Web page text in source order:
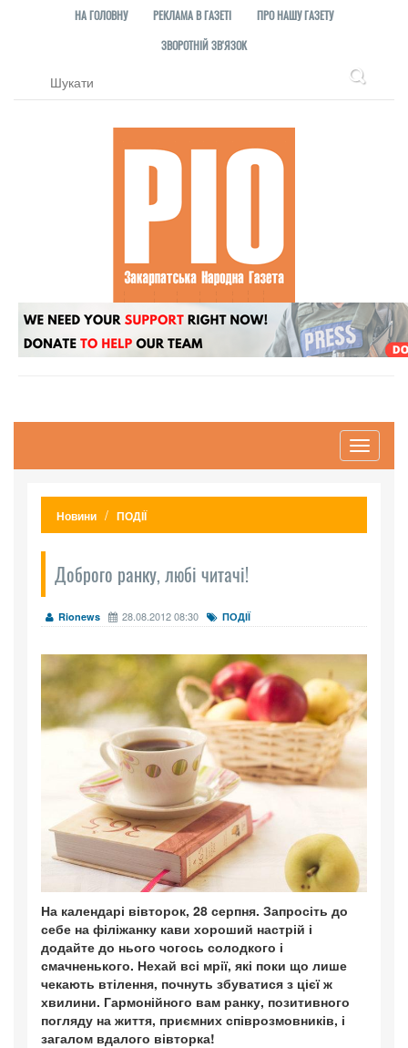
НА ГОЛОВНУ РЕКЛАМА В ГАЗЕТІ
ПРО НАШУ ГАЗЕТУ
ЗВОРОТНІЙ ЗВ'ЯЗОК
Toggle
Новини ПОДІЇ
Доброго ранку, любі читачі!
Rionews 28.08.2012 08:30 ПОДІЇ
На календарі вівторок, 28 серпня. Запросіть до
себе на філіжанку кави хороший настрій і
додайте до нього чогось солодкого і
смачненького. Нехай всі мрії, які поки що лише
чекають втілення, почнуть збуватися з цієї ж
хвилини. Гармонійного вам ранку, позитивного
погляду на життя, приємних співрозмовників, і
загалом вдалого вівторка!